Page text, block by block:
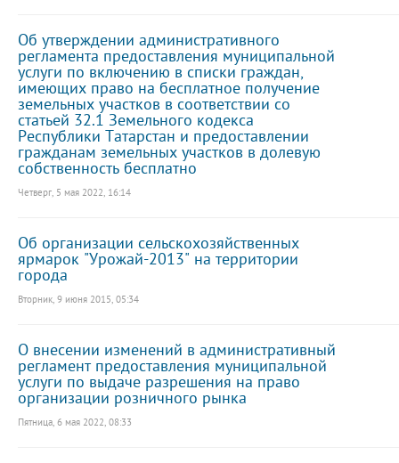
Об утверждении административного
регламента предоставления муниципальной
услуги по включению в списки граждан,
имеющих право на бесплатное получение
земельных участков в соответствии со
статьей 32.1 Земельного кодекса
Республики Татарстан и предоставлении
гражданам земельных участков в долевую
собственность бесплатно
Четверг, 5 мая 2022, 16:14
Об организации сельскохозяйственных
ярмарок "Урожай-2013" на территории
города
Вторник, 9 июня 2015, 05:34
О внесении изменений в административный
регламент предоставления муниципальной
услуги по выдаче разрешения на право
организации розничного рынка
Пятница, 6 мая 2022, 08:33